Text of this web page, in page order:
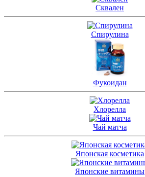
Сквален
Спирулина
Фукоидан
Хлорелла
Чай матча
Японская косметика
Японские витамины